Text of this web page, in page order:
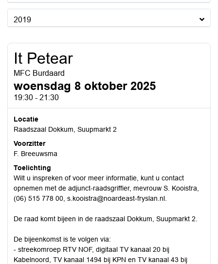
2019
It Petear
MFC Burdaard
woensdag 8 oktober 2025
19:30 - 21:30
Locatie
Raadszaal Dokkum, Suupmarkt 2
Voorzitter
F. Breeuwsma
Toelichting
Wilt u inspreken of voor meer informatie, kunt u contact
opnemen met de adjunct-raadsgriffier, mevrouw S. Kooistra,
(06) 515 778 00, s.kooistra@noardeast-fryslan.nl.
De raad komt bijeen in de raadszaal Dokkum, Suupmarkt 2.
De bijeenkomst is te volgen via:
- streekomroep RTV NOF, digitaal TV kanaal 20 bij
Kabelnoord, TV kanaal 1494 bij KPN en TV kanaal 43 bij